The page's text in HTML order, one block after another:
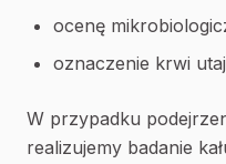
ocenę
oznaczenie krwi
W przypadku
realizujemy badanie